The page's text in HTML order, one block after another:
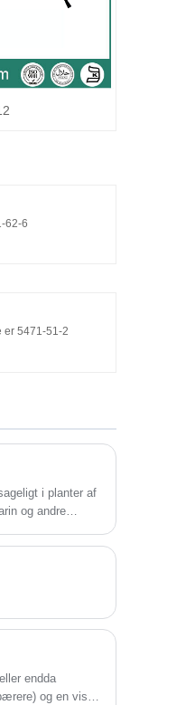
62-6
er 5471-51-2
i planter af
og andre
aformning,
gastrointestinale
for medicin, mad
endda
og en vis